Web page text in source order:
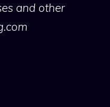
and other